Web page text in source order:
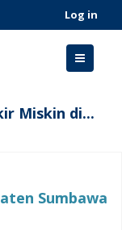
Log in
Toggle
Miskin di...
Sumbawa